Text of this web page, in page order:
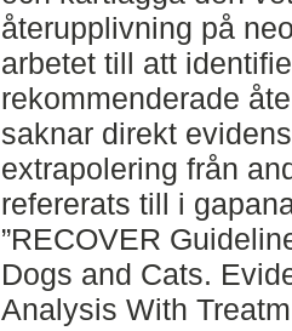
återupplivning på
arbetet till att
rekommenderade
saknar direkt
extrapolering från
refererats till i
”RECOVER
Dogs and Cats.
Analysis With